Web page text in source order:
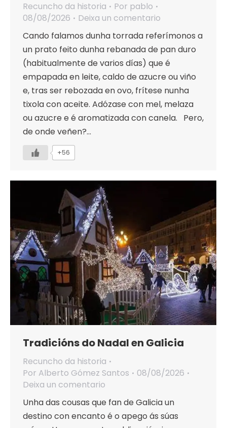
Recuncho da historia Por pablo
08/08/2026
Deixa un comentario
Cando falamos dunha torrada referímonos a
un prato feito dunha rebanada de pan duro
(habitualmente de varios días) que é
empapada en leite, caldo de azucre ou viño
e, tras ser rebozada en ovo, frítese nunha
tixola con aceite. Adózase con mel, melaza
ou azucre e é aromatizada con canela. Pero,
de onde veñen?…
+56
Tradicións do Nadal en Galicia
Recuncho da historia
Por Alberto Gómez Santos
08/08/2026
Deixa un comentario
Unha das cousas que fan de Galicia un
destino con encanto é o apego ás súas